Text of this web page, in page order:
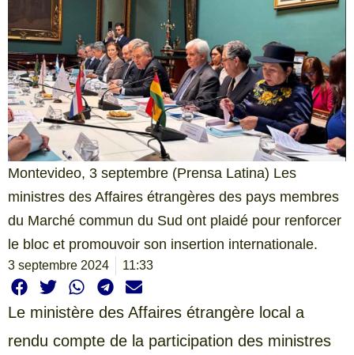
Montevideo, 3 septembre (Prensa Latina) Les
ministres des Affaires étrangères des pays membres
du Marché commun du Sud ont plaidé pour renforcer
le bloc et promouvoir son insertion internationale.
3 septembre 2024 11:33
Le ministère des Affaires étrangère local a
rendu compte de la participation des ministres